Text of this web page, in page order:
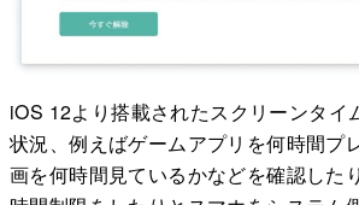
iOS 12より搭載されたスクリーンタイ
状況、例えばゲームアプリを何時間プ
画を何時間見ているかなどを確認した